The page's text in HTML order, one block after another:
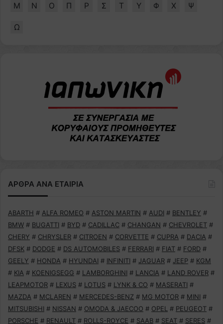
Μ Ν Ο Π Ρ Σ Τ Υ Φ Χ Ψ
Ω
ΑΡΘΡΑ ΑΝΑ ΕΤΑΙΡΙΑ
ABARTH # ALFA ROMEO # ASTON MARTIN # AUDI # BENTLEY #
BMW # BUGATTI # BYD # CADILLAC # CHANGAN # CHEVROLET #
CHERY # CHRYSLER # CITROEN # CORVETTE # CUPRA # DACIA #
DFSK # DODGE # DS AUTOMOBILES # FERRARI # FIAT # FORD #
GEELY # HONDA # HYUNDAI # INFINITI # JAGUAR # JEEP # KGM
# KIA # KOENIGSEGG # LAMBORGHINI # LANCIA # LAND ROVER #
LEAPMOTOR # LEXUS # LOTUS # LYNK & CO # MASERATI #
MAZDA # MCLAREN # MERCEDES-BENZ # MG MOTOR # MINI #
MITSUBISHI # NISSAN # OMODA & JAECOO # OPEL # PEUGEOT #
PORSCHE # RENAULT # ROLLS-ROYCE # SAAB # SEAT # SERES #